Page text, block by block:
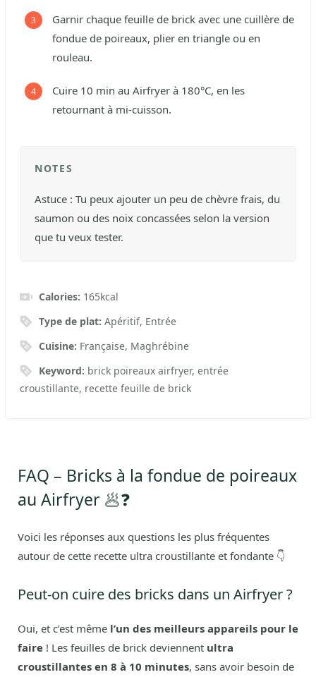
Garnir chaque feuille de brick avec une cuillère de
fondue de poireaux, plier en triangle ou en
rouleau.
Cuire 10 min au Airfryer à 180°C, en les
retournant à mi-cuisson.
NOTES
Astuce : Tu peux ajouter un peu de chèvre frais, du
saumon ou des noix concassées selon la version
que tu veux tester.
Calories: 165kcal
Type de plat:Apéritif, Entrée
Cuisine: Française, Maghrébine
Keyword: brick poireaux airfryer, entrée
croustillante, recette feuille de brick
FAQ – Bricks à la fondue de poireaux
au Airfryer 🥟❓
Voici les réponses aux questions les plus fréquentes
autour de cette recette ultra croustillante et fondante 👇
Peut-on cuire des bricks dans un Airfryer ?
Oui, et c’est même l’un des meilleurs appareils pour le
faire ! Les feuilles de brick deviennent ultra
croustillantes en 8 à 10 minutes, sans avoir besoin de